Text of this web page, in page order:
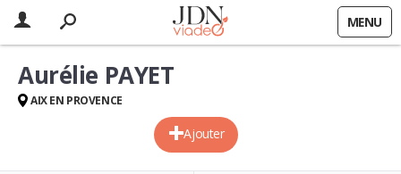
MENU
Ajouter
Aurélie PAYET
AIX EN PROVENCE